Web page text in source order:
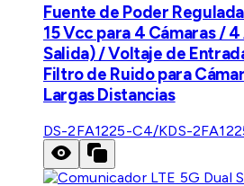
Fuente de Poder
15 Vcc para 4 Cámaras /
Salida) / Voltaje de
Filtro de Ruido para
Largas Distancias
DS-2FA1225-C4/KDS-